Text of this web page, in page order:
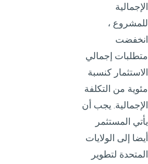
الإجمالية
للمشروع ،
انخفضت
متطلبات إجمالي
الاستثمار كنسبة
مئوية من التكلفة
الإجمالية. يجب أن
يأتي المستثمر
أيضا إلى الولايات
المتحدة لتطوير